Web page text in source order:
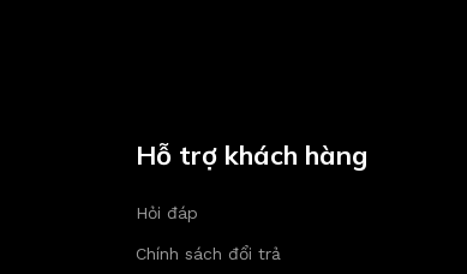
Hỗ trợ khách hàng
Hỏi đáp
Chính sách đổi trả